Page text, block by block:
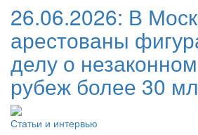
26.06.2026: В
арестованы
делу о
рубеж более 30
Статьи и интервью